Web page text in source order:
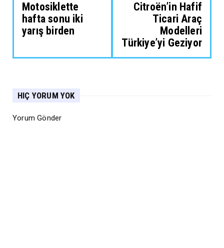
Motosiklette
hafta sonu iki
yarış birden
Citroën’in Hafif
Ticari Araç
Modelleri
Türkiye’yi Geziyor
HIÇ YORUM YOK
Yorum Gönder